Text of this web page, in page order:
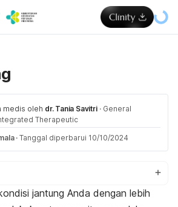
medis oleh dr. Tania Savitri · General
Therapeutic
· Tanggal diperbarui 10/10/2024
jantung Anda dengan lebih